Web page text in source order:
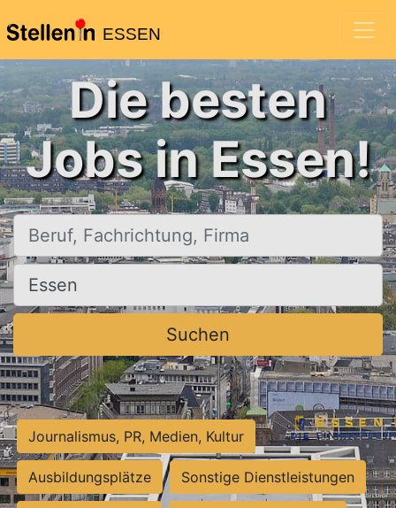
ESSEN
Die besten
Jobs in Essen!
Beruf, Fachrichtung, Firma
Ort, Stadt
Suchen
Journalismus, PR, Medien, Kultur
Ausbildungsplätze Sonstige Dienstleistungen